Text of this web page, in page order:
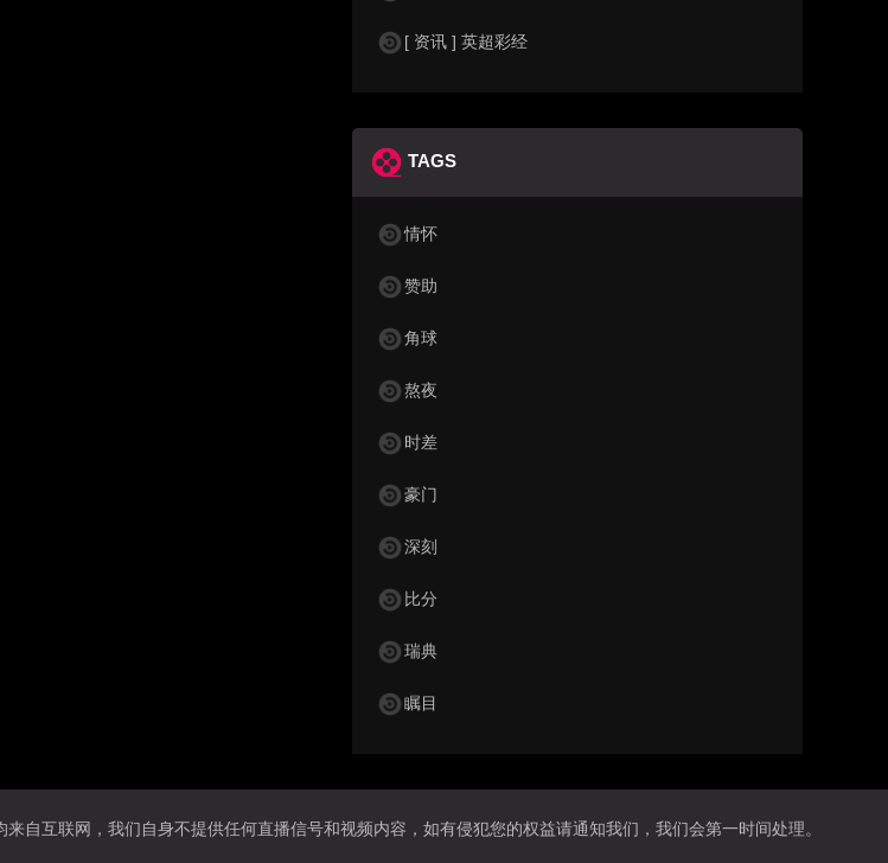
[ 资讯 ] 英超彩经
TAGS
情怀
赞助
角球
熬夜
时差
豪门
深刻
比分
瑞典
瞩目
自互联网，我们自身不提供任何直播信号和视频内容，如有侵犯您的权益请通知我们，我们会第一时间处理。